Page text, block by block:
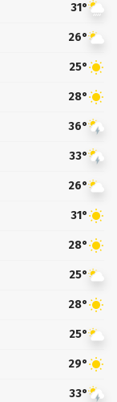
31°
26°
25°
28°
36°
33°
26°
31°
28°
25°
28°
25°
29°
33°